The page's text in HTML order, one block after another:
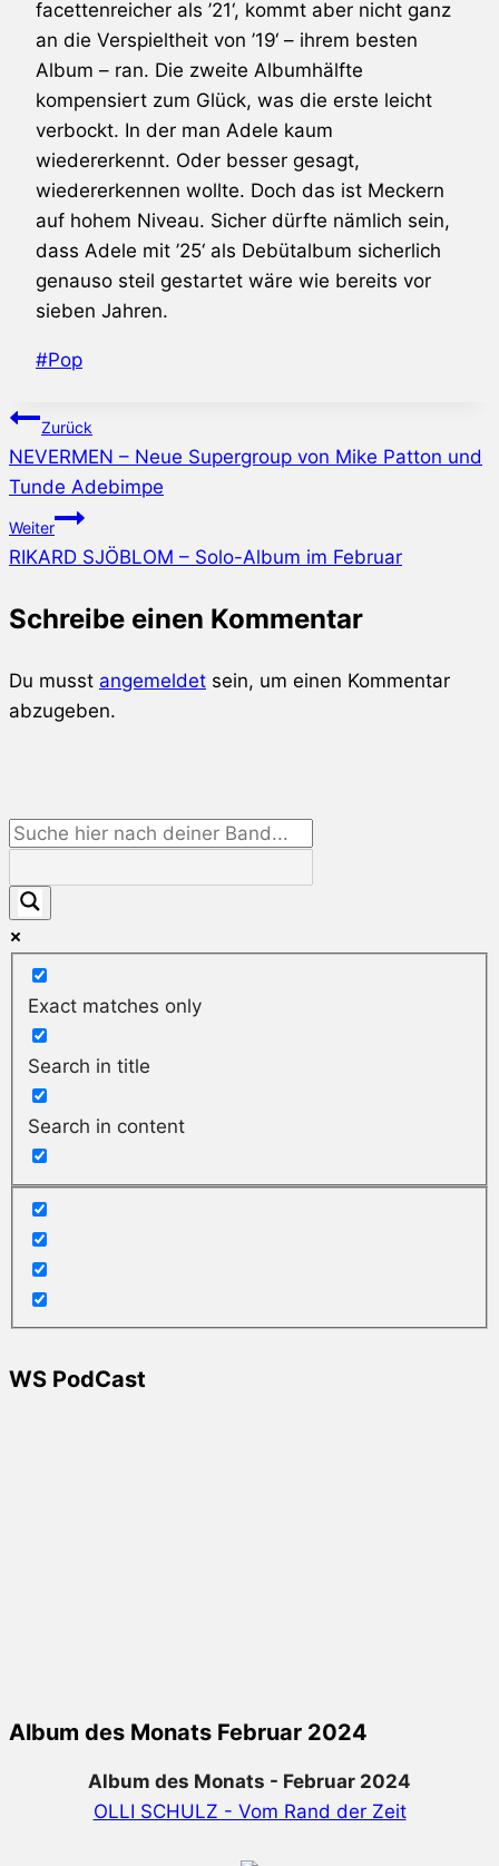
facettenreicher als ’21‘, kommt aber nicht ganz
an die Verspieltheit von ’19‘ – ihrem besten
Album – ran. Die zweite Albumhälfte
kompensiert zum Glück, was die erste leicht
verbockt. In der man Adele kaum
wiedererkennt. Oder besser gesagt,
wiedererkennen wollte. Doch das ist Meckern
auf hohem Niveau. Sicher dürfte nämlich sein,
dass Adele mit ’25‘ als Debütalbum sicherlich
genauso steil gestartet wäre wie bereits vor
sieben Jahren.
Schlagworte:
#Pop
Beitragsnavigation
Zurück
NEVERMEN – Neue Supergroup von Mike Patton und
Tunde Adebimpe
Weiter
RIKARD SJÖBLOM – Solo-Album im Februar
Schreibe einen Kommentar
Du musst angemeldet sein, um einen Kommentar
abzugeben.
Exact matches only
Search in title
Search in content
WS PodCast
Album des Monats Februar 2024
Album des Monats - Februar 2024
OLLI SCHULZ - Vom Rand der Zeit